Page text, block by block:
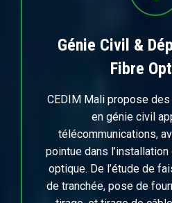
Génie Civil &
Fibre
CEDIM Mali propose
en génie civil
télécommunications,
pointue dans
optique. De l’étude de
de tranchée, pose de